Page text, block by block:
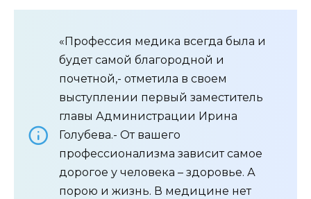
«Профессия медика всегда была и
будет самой благородной и
почетной,- отметила в своем
выступлении первый заместитель
главы Администрации Ирина
Голубева.- От вашего
профессионализма зависит самое
дорогое у человека – здоровье. А
порою и жизнь. В медицине нет